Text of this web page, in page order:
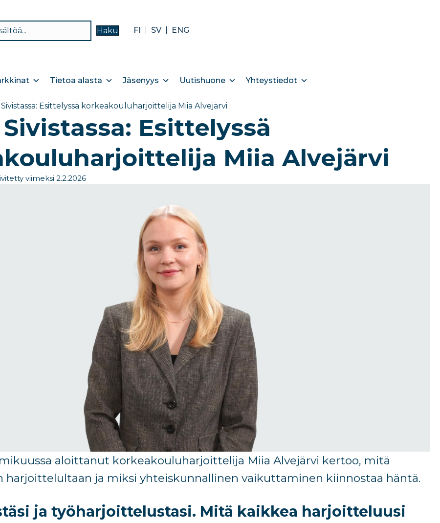
Haku FI SV ENG
Tietoa alasta Jäsenyys Uutishuone Yhteystiedot
Sivistassa: Esittelyssä korkeakouluharjoittelija Miia Alvejärvi
Esittelyssä
Miia Alvejärvi
viimeksi 2.2.2026
aloittanut korkeakouluharjoittelija Miia Alvejärvi kertoo, mitä
harjoittelultaan ja miksi yhteiskunnallinen vaikuttaminen kiinnostaa häntä.
ja työharjoittelustasi. Mitä kaikkea harjoitteluusi